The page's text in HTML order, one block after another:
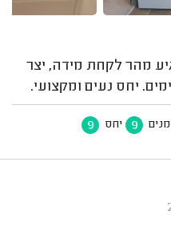
מהר לקחת מידה, יצר
יחס נעים ומקצועי.
9 יחס 9